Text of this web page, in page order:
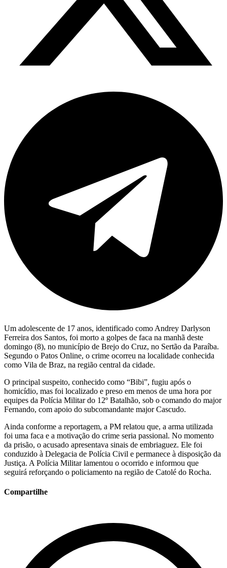
Um adolescente de 17 anos, identificado como Andrey Darlyson
Ferreira dos Santos, foi morto a golpes de faca na manhã deste
domingo (8), no município de Brejo do Cruz, no Sertão da Paraíba.
Segundo o Patos Online, o crime ocorreu na localidade conhecida
como Vila de Braz, na região central da cidade.
O principal suspeito, conhecido como “Bibi”, fugiu após o
homicídio, mas foi localizado e preso em menos de uma hora por
equipes da Polícia Militar do 12º Batalhão, sob o comando do major
Fernando, com apoio do subcomandante major Cascudo.
Ainda conforme a reportagem, a PM relatou que, a arma utilizada
foi uma faca e a motivação do crime seria passional. No momento
da prisão, o acusado apresentava sinais de embriaguez. Ele foi
conduzido à Delegacia de Polícia Civil e permanece à disposição da
Justiça. A Polícia Militar lamentou o ocorrido e informou que
seguirá reforçando o policiamento na região de Catolé do Rocha.
Compartilhe